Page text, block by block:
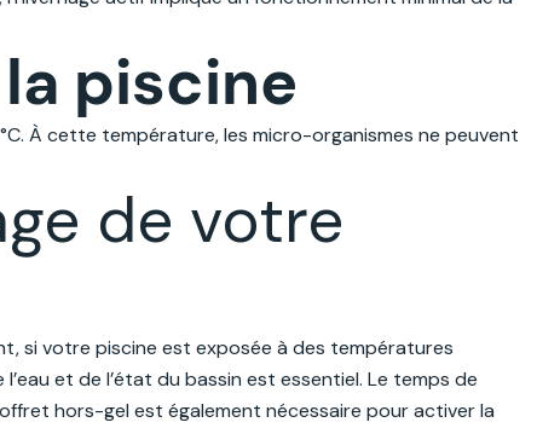
piscine
À cette température, les micro-organismes ne peuvent
de votre
si votre piscine est exposée à des températures
et de l’état du bassin est essentiel. Le temps de
hors-gel est également nécessaire pour activer la